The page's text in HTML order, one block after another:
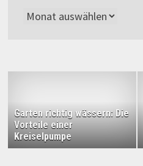
Archiv
Garten richtig wässern: Die
Vorteile einer
Kreiselpumpe